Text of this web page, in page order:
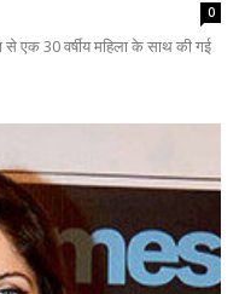
0
एक 30 वर्षीय महिला के साथ की गई